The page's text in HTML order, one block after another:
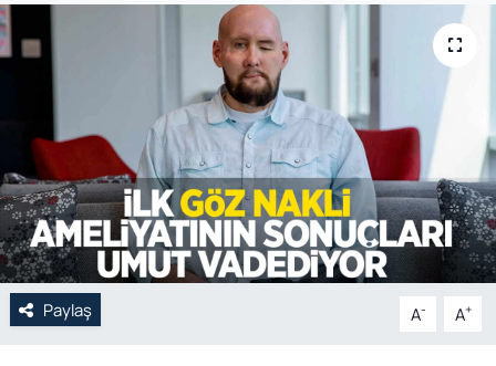
Paylaş A- A+
Siyaset
Spor
Web Tv
Yerel